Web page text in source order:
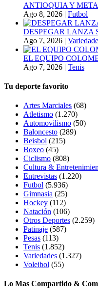
ANTIOQUIA Y
Ago 8, 2026 | Futbol
DESPEGAR LANZA
Ago 7, 2026 |
EL EQUIPO
Ago 7, 2026 | Tenis
Tu deporte favorito
Artes Marciales (68)
Atletismo (1.270)
Automovilismo (50)
Baloncesto (289)
Beisbol (215)
Boxeo (45)
Ciclismo (808)
Cultura &
Entrevistas (1.220)
Futbol (5.936)
Gimnasia (25)
Hockey (112)
Natación (106)
Otros Deportes (2.259)
Patinaje (587)
Pesas (113)
Tenis (1.852)
Variedades (1.327)
Voleibol (55)
Lo Mas Compartido &